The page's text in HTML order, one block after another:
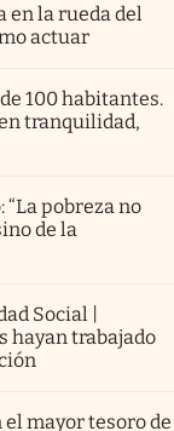
en la rueda del
actuar
100 habitantes.
tranquilidad,
pobreza no
de la
Social |
hayan trabajado
mayor tesoro de